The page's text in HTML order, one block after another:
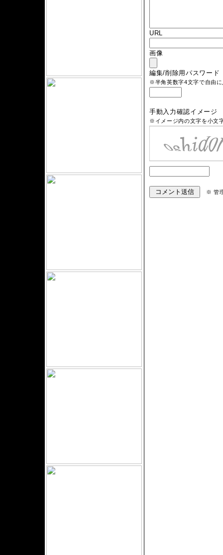
URL
画像
編集/削除用パスワード
※半角英数字4文字で自由
手動入力確認イメージ
※イメージ内の文字を小文
※ 管理